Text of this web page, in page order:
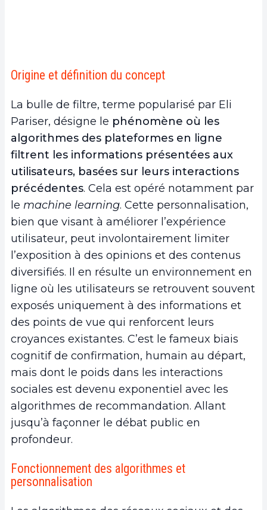
Origine et définition du concept
La bulle de filtre, terme popularisé par Eli
Pariser, désigne le phénomène où les
algorithmes des plateformes en ligne
filtrent les informations présentées aux
utilisateurs, basées sur leurs interactions
précédentes. Cela est opéré notamment par
le machine learning. Cette personnalisation,
bien que visant à améliorer l’expérience
utilisateur, peut involontairement limiter
l’exposition à des opinions et des contenus
diversifiés. Il en résulte un environnement en
ligne où les utilisateurs se retrouvent souvent
exposés uniquement à des informations et
des points de vue qui renforcent leurs
croyances existantes. C’est le fameux biais
cognitif de confirmation, humain au départ,
mais dont le poids dans les interactions
sociales est devenu exponentiel avec les
algorithmes de recommandation. Allant
jusqu’à façonner le débat public en
profondeur.
Fonctionnement des algorithmes et
personnalisation